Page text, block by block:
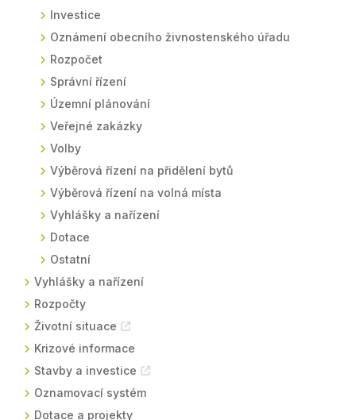
Investice
Oznámení obecního živnostenského úřadu
Rozpočet
Správní řízení
Územní plánování
Veřejné zakázky
Volby
Výběrová řízení na přidělení bytů
Výběrová řízení na volná místa
Vyhlášky a nařízení
Dotace
Ostatní
Vyhlášky a nařízení
Rozpočty
Životní situace
Krizové informace
Stavby a investice
Oznamovací systém
Dotace a projekty